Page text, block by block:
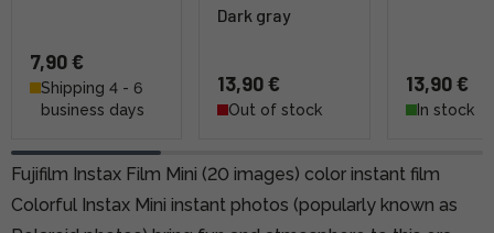
7,90 €
Shipping 4 - 6
business days
Dark gray
13,90 €
Out of stock
13,90 €
In stock
Fujifilm Instax Film Mini (20 images) color instant film
Colorful Instax Mini instant photos (popularly known as